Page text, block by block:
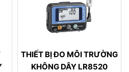
THIẾT BỊ ĐO MÔI TRƯỜNG
KHÔNG DÂY LR8520